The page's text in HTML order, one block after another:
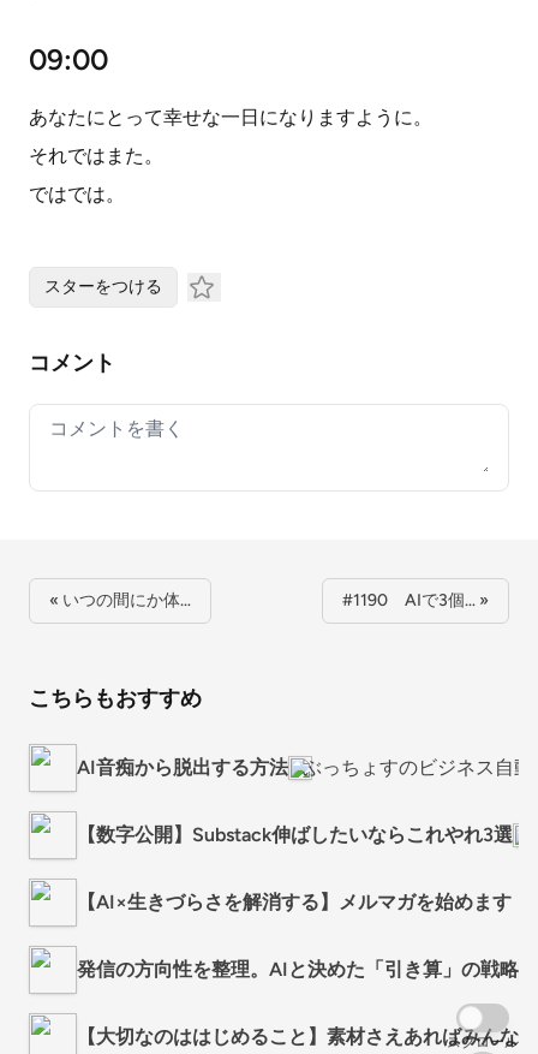
09:00
あなたにとって幸せな一日になりますように。
それではまた。
ではでは。
スターをつける
コメント
Your comment
« いつの間にか体… #1190 AIで3個… »
こちらもおすすめ
AI音痴から脱出する方法 ぶっちょすのビジネス自
【数字公開】Substack伸ばしたいならこれやれ3選
【AI×生きづらさを解消する】メルマガを始めます！
発信の方向性を整理。AIと決めた「引き算」の戦略
【大切なのははじめること】素材さえあればみんな
スクロール